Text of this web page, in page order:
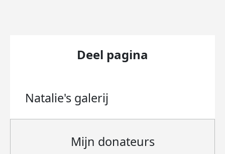
Deel pagina
Natalie's galerij
Mijn donateurs